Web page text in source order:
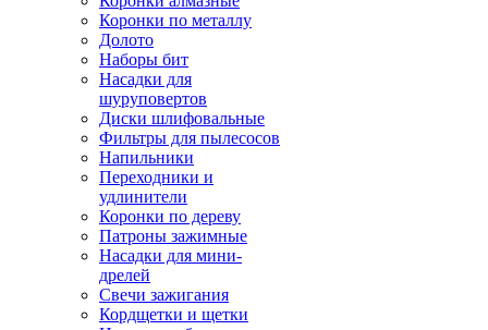
Коронки по металлу
Долото
Наборы бит
Насадки для
шуруповертов
Диски шлифовальные
Фильтры для пылесосов
Напильники
Переходники и
удлинители
Коронки по дереву
Патроны зажимные
Насадки для мини-
дрелей
Свечи зажигания
Кордщетки и щетки